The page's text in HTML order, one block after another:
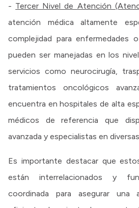
- Tercer Nivel de Atención
atención médica altamente
complejidad para enfermedades
pueden ser manejadas en los
servicios como neurocirugía,
tratamientos oncológicos
encuentra en hospitales de alta
médicos de referencia que
avanzada y especialistas en
Es importante destacar que
están interrelacionados y
coordinada para asegurar una